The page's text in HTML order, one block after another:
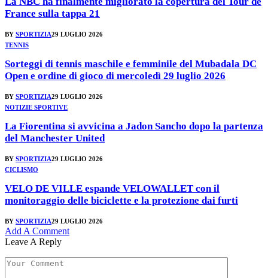
France sulla tappa 21
BY SPORTIZIA29 LUGLIO 2026
TENNIS
Sorteggi di tennis maschile e femminile del Mubadala DC
Open e ordine di gioco di mercoledì 29 luglio 2026
BY SPORTIZIA29 LUGLIO 2026
NOTIZIE SPORTIVE
La Fiorentina si avvicina a Jadon Sancho dopo la partenza
del Manchester United
BY SPORTIZIA29 LUGLIO 2026
CICLISMO
VELO DE VILLE espande VELOWALLET con il
monitoraggio delle biciclette e la protezione dai furti
BY SPORTIZIA29 LUGLIO 2026
Add A Comment
Leave A Reply